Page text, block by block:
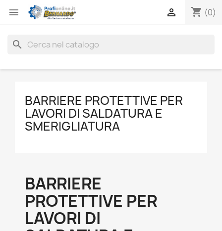
 shopping_cart (0)

search
BARRIERE PROTETTIVE PER
LAVORI DI SALDATURA E
SMERIGLIATURA
BARRIERE
PROTETTIVE PER
LAVORI DI